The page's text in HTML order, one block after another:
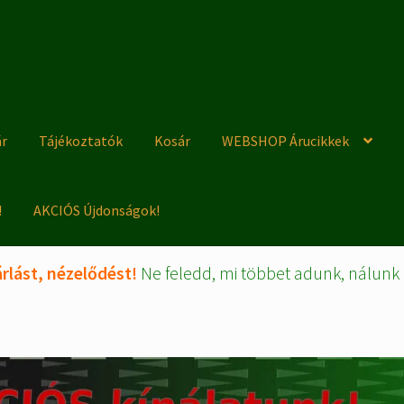
Tájékoztatók Kosár WEBSHOP Árucikkek
AKCIÓS Újdonságok!
nézelődést! Ne feledd, mi többet adunk,